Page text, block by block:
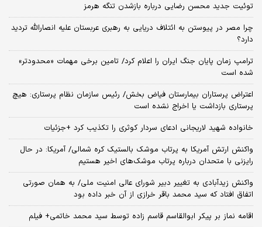
توئیت جدید محسن رضایی درباره بازشدن تنگه هرمز
چرا مصر در پیوستن به ائتلاف دریایی به رهبری عربستان علیه انصارالله تردید
دارد؟
ترامپ زمان پایان جنگ ایران را اعلام کرد/ تامین برخی مهمات «محدودتر»
شده است
اعتراض پرستاران بیمارستان فیاض بخش/ رئیس سازمان نظام پرستاری: هیچ
پرستاری بازداشت یا اخراج نشده است
خانواده شهید لاریجانی ادعای سردار کوثری را تکذیب کرد +جزئیات
واکنش ارتش آمریکا به پرتاب موشک بالستیک کره شمالی/ آمریکا: در حال
رایزنی با متحدان درباره پرتاب موشک‌های اخیر هستیم
واکنش زیدآبادی به تغییر دبیر شورای عالی امنیت ملی/ به همان صورتی
اتفاق افتاد که سید محمد باقر خرازی از آن خبر داده بود
اقامه نماز بر پیکر ابوالقاسم قاسم زاده توسط سید محمد خاتمی+ فیلم